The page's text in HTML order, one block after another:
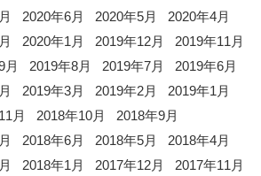
2020年6月 2020年5月
2020年4月
2020年1月 2019年12月
2019年11月
月 2019年8月 2019年7月
2019年6月
2019年3月 2019年2月
2019年1月
月 2018年10月
2018年9月
2018年6月 2018年5月
2018年4月
2018年1月 2017年12月
2017年11月